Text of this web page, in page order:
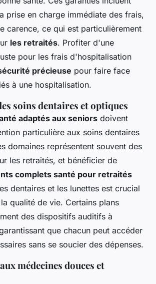
prise en charge immédiate des frais,
carence, ce qui est particulièrement
les retraités. Profiter d'une
pour les frais d'hospitalisation
précieuse pour faire face
à une hospitalisation.
soins dentaires et optiques
adaptés aux seniors doivent
particulière aux soins dentaires
domaines représentent souvent des
les retraités, et bénéficier de
complets santé pour retraités
dentaires et les lunettes est crucial
qualité de vie. Certains plans
des dispositifs auditifs à
que chacun peut accéder
sans se soucier des dépenses.
médecines douces et